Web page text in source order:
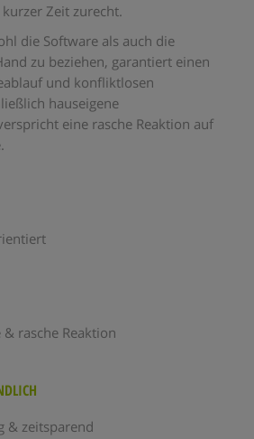
Zeit zurecht.
die Software als auch die
zu beziehen, garantiert einen
und konfliktlosen
hauseigene
eine rasche Reaktion auf
rasche Reaktion
& zeitsparend